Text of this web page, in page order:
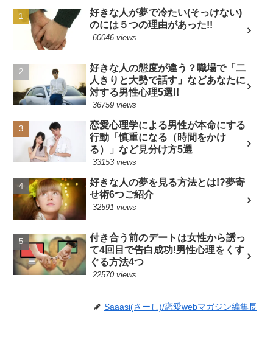
好きな人が夢で冷たい(そっけない)
のには５つの理由があった!!
60046 views
好きな人の態度が違う？職場で「二
人きりと大勢で話す」などあなたに
対する男性心理5選!!
36759 views
恋愛心理学による男性が本命にする
行動「慎重になる（時間をかけ
る）」など見分け方5選
33153 views
好きな人の夢を見る方法とは!?夢寄
せ術6つご紹介
32591 views
付き合う前のデートは女性から誘っ
て4回目で告白成功!男性心理をくす
ぐる方法4つ
22570 views
Saaasi(さーし)/恋愛webマガジン編集長